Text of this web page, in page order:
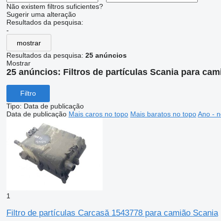
Não existem filtros suficientes?
Sugerir uma alteração
Resultados da pesquisa:
-
mostrar
Resultados da pesquisa: 25 anúncios
Mostrar
25 anúncios: Filtros de partículas Scania para
Filtro
Tipo: Data de publicação
Data de publicação Mais caros no topo Mais baratos no topo Ano -
1
Filtro de partículas Carcasă 1543778 para camião Scania